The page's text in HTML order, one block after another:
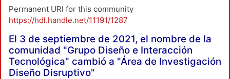
Permanent URI for this community
https://hdl.handle.net/11191/1287
El 3 de septiembre de 2021, el nombre de la
comunidad "Grupo Diseño e Interacción
Tecnológica" cambió a "Área de Investigación
Diseño Disruptivo"